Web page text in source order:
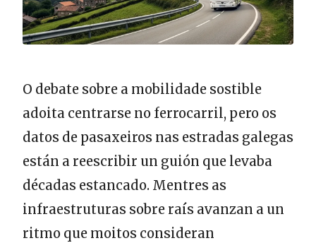
O debate sobre a mobilidade sostible
adoita centrarse no ferrocarril, pero os
datos de pasaxeiros nas estradas galegas
están a reescribir un guión que levaba
décadas estancado. Mentres as
infraestruturas sobre raís avanzan a un
ritmo que moitos consideran